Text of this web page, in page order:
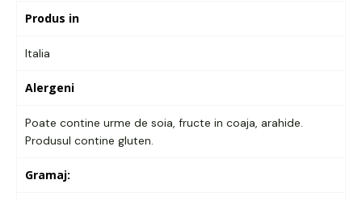
Produs in
Italia
Alergeni
Poate contine urme de soia, fructe in coaja, arahide.
Produsul contine gluten.
Gramaj: